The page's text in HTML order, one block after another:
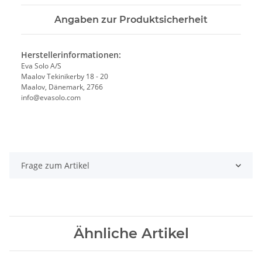
Angaben zur Produktsicherheit
Herstellerinformationen:
Eva Solo A/S
Maalov Tekinikerby 18 - 20
Maalov, Dänemark, 2766
info@evasolo.com
Frage zum Artikel
Ähnliche Artikel